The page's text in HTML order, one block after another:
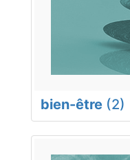
bien-être (2)